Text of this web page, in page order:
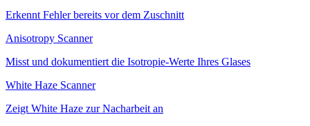
Erkennt Fehler bereits vor dem Zuschnitt
Anisotropy Scanner
Misst und dokumentiert die Isotropie-Werte Ihres Glases
White Haze Scanner
Zeigt White Haze zur Nacharbeit an